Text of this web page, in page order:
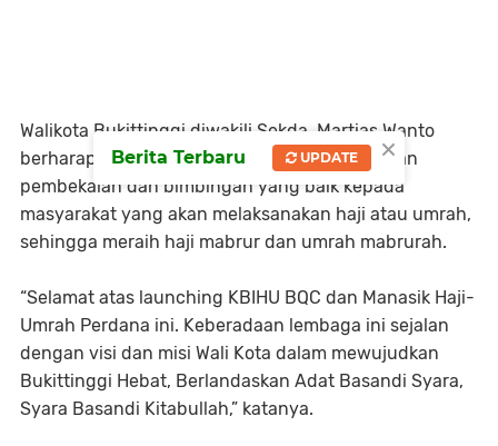
Walikota Bukittinggi diwakili Sekda, Martias Wanto
berharap lembaga KBIHU BQC bisa memberikan
pembekalan dan bimbingan yang baik kepada
masyarakat yang akan melaksanakan haji atau umrah,
sehingga meraih haji mabrur dan umrah mabrurah.
“Selamat atas launching KBIHU BQC dan Manasik Haji-
Umrah Perdana ini. Keberadaan lembaga ini sejalan
dengan visi dan misi Wali Kota dalam mewujudkan
Bukittinggi Hebat, Berlandaskan Adat Basandi Syara,
Syara Basandi Kitabullah,” katanya.
×
Berita Terbaru UPDATE